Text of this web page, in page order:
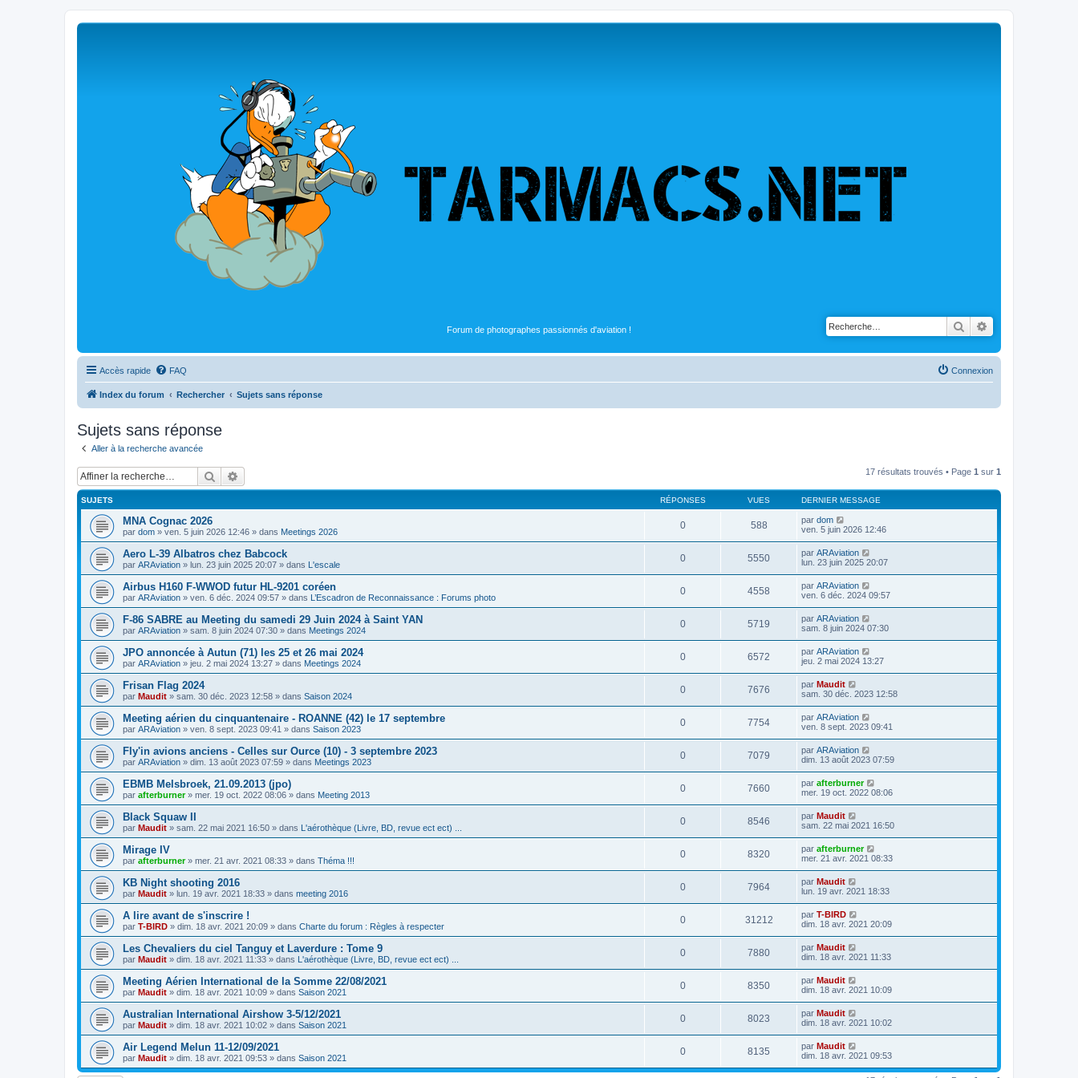
Forum de photographes passionnés d'aviation ! Rechercher
Accès rapide FAQ Connexion
Index du forum Rechercher Sujets sans réponse
Sujets sans réponse
Aller à la recherche avancée
Rechercher 17 résultats trouvés • Page 1 sur 1
SUJETS RÉPONSES VUES DERNIER MESSAGE
MNA Cognac 2026
par dom » ven. 5 juin 2026 12:46 » dans Meetings 2026
0 588 par dom
ven. 5 juin 2026 12:46
Aero L-39 Albatros chez Babcock
par ARAviation » lun. 23 juin 2025 20:07 » dans L'escale
0 5550 par ARAviation
lun. 23 juin 2025 20:07
Airbus H160 F-WWOD futur HL-9201 coréen
par ARAviation » ven. 6 déc. 2024 09:57 » dans L’Escadron de Reconnaissance : Forums photo
0 4558 par ARAviation
ven. 6 déc. 2024 09:57
F-86 SABRE au Meeting du samedi 29 Juin 2024 à Saint YAN
par ARAviation » sam. 8 juin 2024 07:30 » dans Meetings 2024
0 5719 par ARAviation
sam. 8 juin 2024 07:30
JPO annoncée à Autun (71) les 25 et 26 mai 2024
par ARAviation » jeu. 2 mai 2024 13:27 » dans Meetings 2024
0 6572 par ARAviation
jeu. 2 mai 2024 13:27
Frisan Flag 2024
par Maudit » sam. 30 déc. 2023 12:58 » dans Saison 2024
0 7676 par Maudit
sam. 30 déc. 2023 12:58
Meeting aérien du cinquantenaire - ROANNE (42) le 17 septembre
par ARAviation » ven. 8 sept. 2023 09:41 » dans Saison 2023
0 7754 par ARAviation
ven. 8 sept. 2023 09:41
Fly'in avions anciens - Celles sur Ource (10) - 3 septembre 2023
par ARAviation » dim. 13 août 2023 07:59 » dans Meetings 2023
0 7079 par ARAviation
dim. 13 août 2023 07:59
EBMB Melsbroek, 21.09.2013 (jpo)
par afterburner» mer. 19 oct. 2022 08:06 » dans Meeting 2013
0 7660 par afterburner
mer. 19 oct. 2022 08:06
Black Squaw II
par Maudit » sam. 22 mai 2021 16:50 » dans L'aérothèque (Livre, BD, revue ect ect) ...
0 8546 par Maudit
sam. 22 mai 2021 16:50
Mirage IV
par afterburner» mer. 21 avr. 2021 08:33 » dans Théma !!!
0 8320 par afterburner
mer. 21 avr. 2021 08:33
KB Night shooting 2016
par Maudit » lun. 19 avr. 2021 18:33 » dans meeting 2016
0 7964 par Maudit
lun. 19 avr. 2021 18:33
A lire avant de s'inscrire !
par T-BIRD » dim. 18 avr. 2021 20:09 » dans Charte du forum : Règles à respecter
0 31212 par T-BIRD
dim. 18 avr. 2021 20:09
Les Chevaliers du ciel Tanguy et Laverdure : Tome 9
par Maudit » dim. 18 avr. 2021 11:33 » dans L'aérothèque (Livre, BD, revue ect ect) ...
0 7880 par Maudit
dim. 18 avr. 2021 11:33
Meeting Aérien International de la Somme 22/08/2021
par Maudit » dim. 18 avr. 2021 10:09 » dans Saison 2021
0 8350 par Maudit
dim. 18 avr. 2021 10:09
Australian International Airshow 3-5/12/2021
par Maudit » dim. 18 avr. 2021 10:02 » dans Saison 2021
0 8023 par Maudit
dim. 18 avr. 2021 10:02
Air Legend Melun 11-12/09/2021
par Maudit » dim. 18 avr. 2021 09:53 » dans Saison 2021
0 8135 par Maudit
dim. 18 avr. 2021 09:53